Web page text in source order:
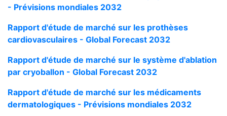
- Prévisions mondiales 2032
Rapport d'étude de marché sur les prothèses
cardiovasculaires - Global Forecast 2032
Rapport d'étude de marché sur le système d'ablation
par cryoballon - Global Forecast 2032
Rapport d'étude de marché sur les médicaments
dermatologiques - Prévisions mondiales 2032